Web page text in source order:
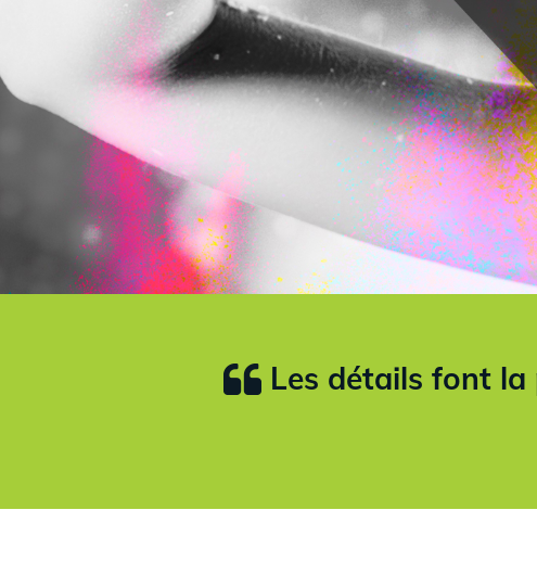
Les détails font la